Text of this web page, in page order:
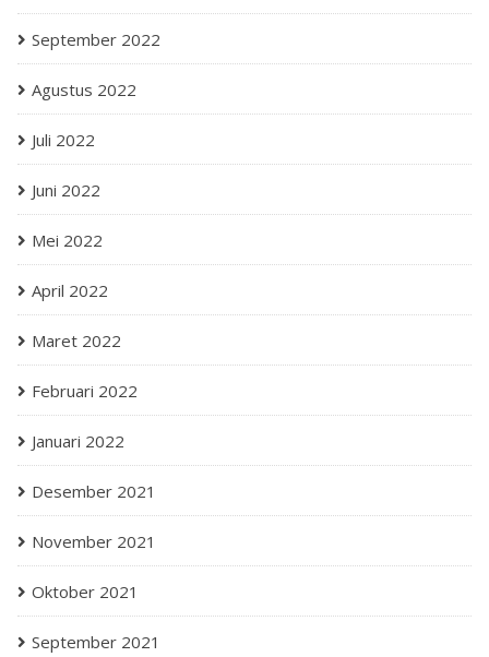
September 2022
Agustus 2022
Juli 2022
Juni 2022
Mei 2022
April 2022
Maret 2022
Februari 2022
Januari 2022
Desember 2021
November 2021
Oktober 2021
September 2021